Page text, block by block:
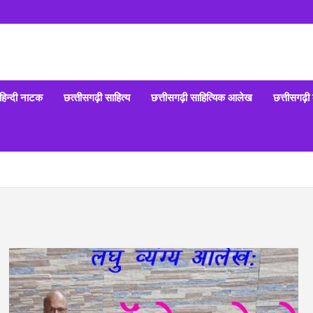
हिन्‍दी नाटक छत्‍तीसगढ़ी साहित्‍य छत्तीसगढ़ी साहित्यिक आलेख